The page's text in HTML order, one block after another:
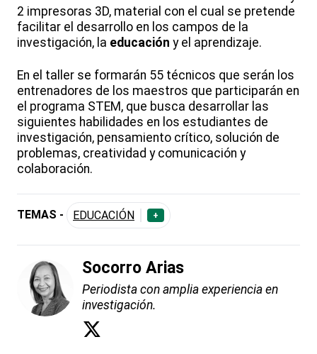
2 impresoras 3D, material con el cual se pretende
facilitar el desarrollo en los campos de la
investigación, la educación y el aprendizaje.
En el taller se formarán 55 técnicos que serán los
entrenadores de los maestros que participarán en
el programa STEM, que busca desarrollar las
siguientes habilidades en los estudiantes de
investigación, pensamiento crítico, solución de
problemas, creatividad y comunicación y
colaboración.
TEMAS - EDUCACIÓN +
Socorro Arias
Periodista con amplia experiencia en
investigación.